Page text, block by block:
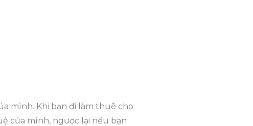
mình. Khi bạn đi làm thuê cho
của mình, ngược lại nếu bạn